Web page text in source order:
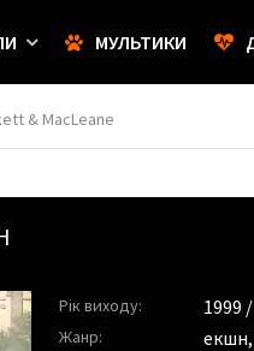
МУЛЬТИКИ
& MacLeane
Рік виходу: 1999
Жанр: екшн,